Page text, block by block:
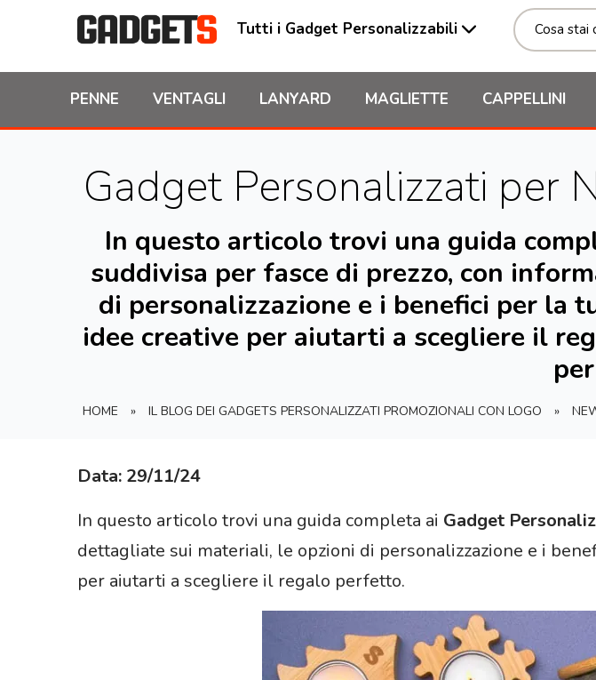
Tutti i Gadget Personalizzabili
PENNE VENTAGLI LANYARD MAGLIETTE CAPPELLINI
Gadget Personalizzati per
In questo articolo trovi una guida
suddivisa per fasce di prezzo, con
di personalizzazione e i benefici per la
idee creative per aiutarti a scegliere il
HOME » IL BLOG DEI GADGETS PERSONALIZZATI PROMOZIONALI CON LOGO »
Data: 29/11/24
In questo articolo trovi una guida completa ai Gadget
dettagliate sui materiali, le opzioni di personalizzazione e i
per aiutarti a scegliere il regalo perfetto.